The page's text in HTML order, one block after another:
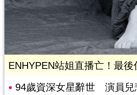
ENHYPEN站姐直播亡！最
94歲資深女星辭世 演員兒